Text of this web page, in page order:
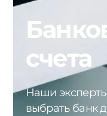
счета
Наши
выбрать банк